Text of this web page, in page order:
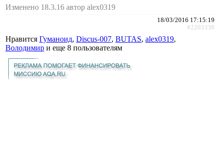
Изменено 18.3.16 автор alex0319
18/03/2016 17:15:19
#2203338
Нравится Гуманоид, Discus-007, BUTAS, alex0319,
Володимир и еще 8 пользователям